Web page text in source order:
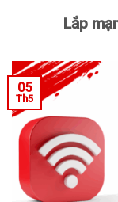
Lắp
05
Th5